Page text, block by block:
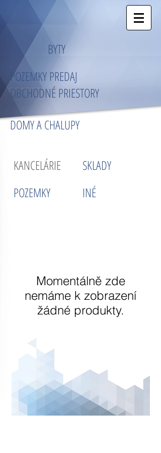
BYTY
POZEMKY PREDAJ
OBCHODNÉ PRIESTORY
DOMY A CHALUPY
KANCELÁRIE
SKLADY
POZEMKY
INÉ
Momentálně zde
nemáme k zobrazení
žádné produkty.